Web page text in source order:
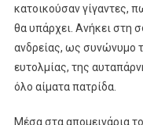
κατοικούσαν γίγαντες,
θα υπάρχει. Ανήκει στη
ανδρείας, ως συνώνυμο
ευτολμίας, της
όλο αίματα πατρίδα.
Μέσα στα απομεινάρια